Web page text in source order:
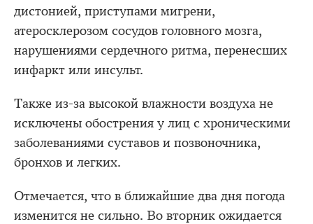
дистонией, приступами мигрени,
атеросклерозом сосудов головного мозга,
нарушениями сердечного ритма, перенесших
инфаркт или инсульт.
Также из-за высокой влажности воздуха не
исключены обострения у лиц с хроническими
заболеваниями суставов и позвоночника,
бронхов и легких.
Отмечается, что в ближайшие два дня погода
изменится не сильно. Во вторник ожидается